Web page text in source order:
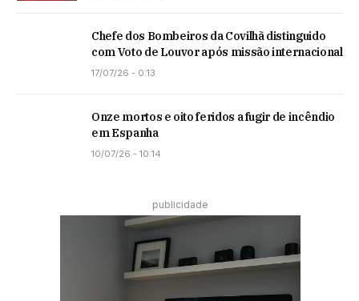
Chefe dos Bombeiros da Covilhã distinguido
com Voto de Louvor após missão internacional
17/07/26 - 0:13
Onze mortos e oito feridos a fugir de incêndio
em Espanha
10/07/26 - 10:14
publicidade